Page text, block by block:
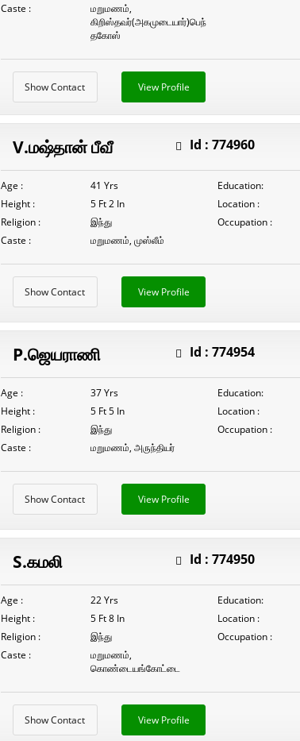
Caste :
மறுமணம்,
கிறிஸ்தவர்(அகமுடையார்)பெந்
தகோஸ்
Show Contact View Profile
V.மஷ்தான் பீவீ Id :774960
Age :
41 Yrs
Height :
5 Ft 2 In
Religion :
இந்து
Caste :
மறுமணம், முஸ்லீம்
Education:
Location :
Occupation :
Show Contact View Profile
P.ஜெயராணி Id :774954
Age :
37 Yrs
Height :
5 Ft 5 In
Religion :
இந்து
Caste :
மறுமணம், அருந்தியர்
Education:
Location :
Occupation :
Show Contact View Profile
S.கமலி Id :774950
Age :
22 Yrs
Height :
5 Ft 8 In
Religion :
இந்து
Caste :
மறுமணம்,
கொண்டையங்கோட்டை
Education:
Location :
Occupation :
Show Contact View Profile